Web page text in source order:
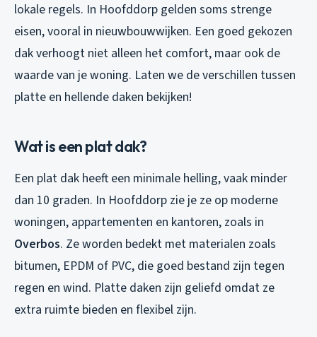
lokale regels. In Hoofddorp gelden soms strenge
eisen, vooral in nieuwbouwwijken. Een goed gekozen
dak verhoogt niet alleen het comfort, maar ook de
waarde van je woning. Laten we de verschillen tussen
platte en hellende daken bekijken!
Wat is een plat dak?
Een plat dak heeft een minimale helling, vaak minder
dan 10 graden. In Hoofddorp zie je ze op moderne
woningen, appartementen en kantoren, zoals in
Overbos. Ze worden bedekt met materialen zoals
bitumen, EPDM of PVC, die goed bestand zijn tegen
regen en wind. Platte daken zijn geliefd omdat ze
extra ruimte bieden en flexibel zijn.